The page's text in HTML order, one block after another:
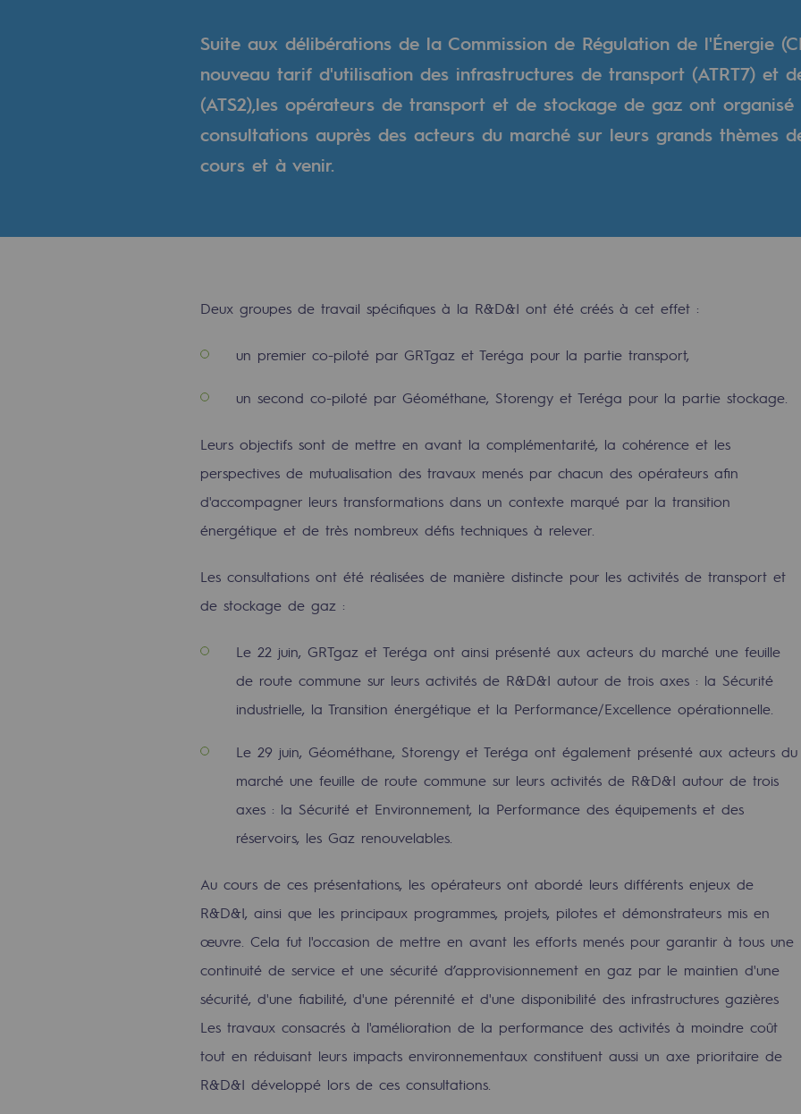
Notre organisation
Publications institutionnelles
Les énergies d'avenir
Gaz renouvelables et procédés durables
Pyrogazéification et gazéification hydrothermale
Nouveaux usages
Concertations CH4, H2 et CO2
Espace pédagogique
Espace pédagogique
2050 : un monde d’énergies renouvelables et bas carbone
Objectif Hydrogène
CCUS Objectif Zéro CO2
Objectif Biométhane
Acteur engagé
Acteur engagé
Suite aux délibérations de la Commission de Régulation de l'Énergie
nouveau tarif d'utilisation des infrastructures de transport (ATRT7) et
(ATS2),les opérateurs de transport et de stockage de gaz ont organisé
consultations auprès des acteurs du marché sur leurs grands thèmes
cours et à venir.
Deux groupes de travail spécifiques à la R&D&I ont été créés à cet effet :
un premier co-piloté par GRTgaz et Teréga pour la partie transport,
un second co-piloté par Géométhane, Storengy et Teréga pour la partie stockage.
Leurs objectifs sont de mettre en avant la complémentarité, la cohérence et les
perspectives de mutualisation des travaux menés par chacun des opérateurs afin
d'accompagner leurs transformations dans un contexte marqué par la transition
énergétique et de très nombreux défis techniques à relever.
Les consultations ont été réalisées de manière distincte pour les activités de transport et
de stockage de gaz :
Le 22 juin, GRTgaz et Teréga ont ainsi présenté aux acteurs du marché une feuille
de route commune sur leurs activités de R&D&I autour de trois axes : la Sécurité
industrielle, la Transition énergétique et la Performance/Excellence opérationnelle.
Le 29 juin, Géométhane, Storengy et Teréga ont également présenté aux acteurs du
marché une feuille de route commune sur leurs activités de R&D&I autour de trois
axes : la Sécurité et Environnement, la Performance des équipements et des
réservoirs, les Gaz renouvelables.
Au cours de ces présentations, les opérateurs ont abordé leurs différents enjeux de
R&D&I, ainsi que les principaux programmes, projets, pilotes et démonstrateurs mis en
œuvre. Cela fut l'occasion de mettre en avant les efforts menés pour garantir à tous une
continuité de service et une sécurité d’approvisionnement en gaz par le maintien d'une
sécurité, d'une fiabilité, d'une pérennité et d'une disponibilité des infrastructures gazières
Les travaux consacrés à l'amélioration de la performance des activités à moindre coût
tout en réduisant leurs impacts environnementaux constituent aussi un axe prioritaire de
R&D&I développé lors de ces consultations.